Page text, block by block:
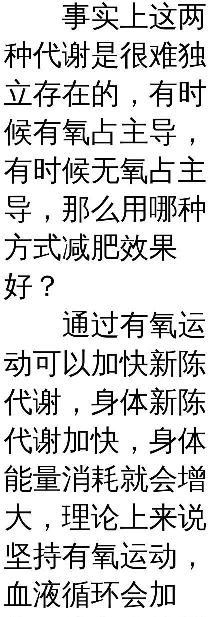
事实上这两
种代谢是很难独
立存在的，有时
候有氧占主导，
有时候无氧占主
导，那么用哪种
方式减肥效果
好？
通过有氧运
动可以加快新陈
代谢，身体新陈
代谢加快，身体
能量消耗就会增
大，理论上来说
坚持有氧运动，
血液循环会加